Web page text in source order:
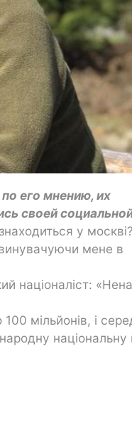
его мнению, их
своей
у
мене в
націоналіст:
100 мільйонів, і